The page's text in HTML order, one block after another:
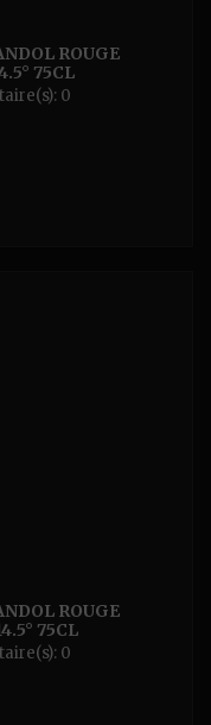
ROUGE
75CL
0
ROUGE
75CL
0